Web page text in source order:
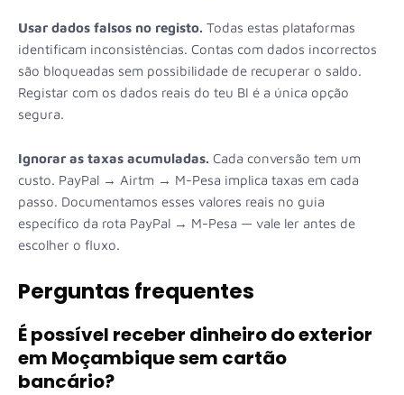
Usar dados falsos no registo. Todas estas plataformas
identificam inconsistências. Contas com dados incorrectos
são bloqueadas sem possibilidade de recuperar o saldo.
Registar com os dados reais do teu BI é a única opção
segura.
Ignorar as taxas acumuladas. Cada conversão tem um
custo. PayPal → Airtm → M-Pesa implica taxas em cada
passo. Documentamos esses valores reais no guia
específico da rota PayPal → M-Pesa — vale ler antes de
escolher o fluxo.
Perguntas frequentes
É possível receber dinheiro do exterior
em Moçambique sem cartão
bancário?